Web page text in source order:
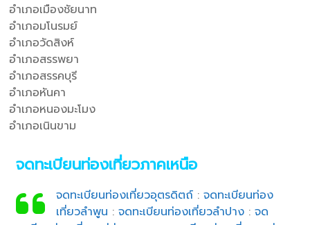
อำเภอเมืองชัยนาท
อำเภอมโนรมย์
อำเภอวัดสิงห์
อำเภอสรรพยา
อำเภอสรรคบุรี
อำเภอหันคา
อำเภอหนองมะโมง
อำเภอเนินขาม
จดทะเบียนท่องเที่ยวภาคเหนือ
จดทะเบียนท่องเที่ยวอุตรดิตถ์: จดทะเบียนท่อง
เที่ยวลำพูน : จดทะเบียนท่องเที่ยวลำปาง: จด